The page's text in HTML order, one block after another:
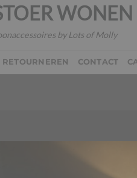
WONEN
by Lots of Molly
CONTACT